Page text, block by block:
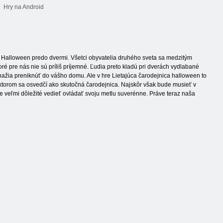
Hry na Android
predo dvermi. Všetci obyvatelia druhého sveta sa medzitým
pre nás nie sú príliš príjemné. Ľudia preto kladú pri dverách vydlabané
preniknúť do vášho domu. Ale v hre Lietajúca čarodejnica halloween to
sa osvedčí ako skutočná čarodejnica. Najskôr však bude musieť v
dôležité vedieť ovládať svoju metlu suverénne. Práve teraz naša